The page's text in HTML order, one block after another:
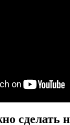
сделать